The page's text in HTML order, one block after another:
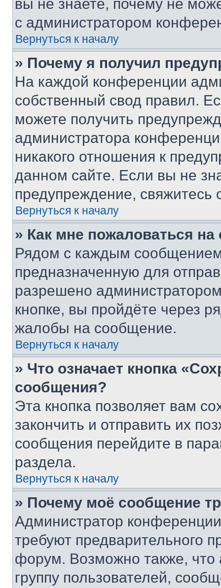
вы не знаете, почему не
с администратором
Вернуться к началу
» Почему я получил
На каждой конференции
собственный свод правил.
можете получить
администратора
никакого отношения к
данном сайте. Если вы не
предупреждение,
Вернуться к началу
» Как мне пожаловаться
Рядом с каждым сообщением
предназначенную для
разрешено
кнопке, вы пройдёте через
жалобы на сообщение.
Вернуться к началу
» Что означает кнопка
сообщения?
Эта кнопка позволяет вам
закончить и отправить их
сообщения перейдите в
раздела.
Вернуться к началу
» Почему моё сообщение
Администратор
требуют предварительного
форум. Возможно также, что
группу пользователей,